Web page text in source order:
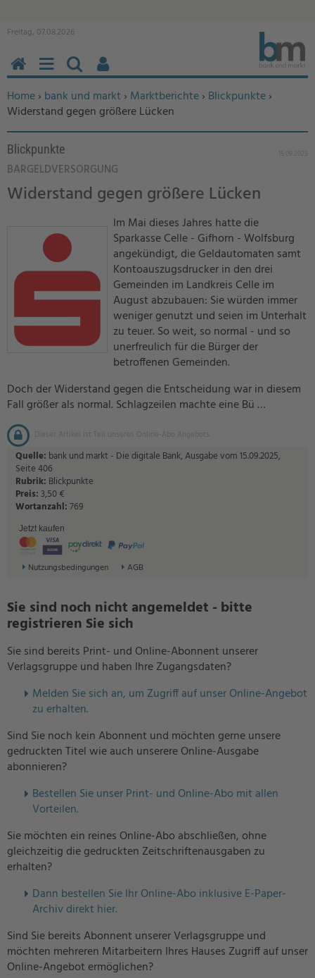
Freitag, 07.08.2026
Sie befinden sich hier:
Home› bank und markt › Marktberichte› Blickpunkte›
Widerstand gegen größere Lücken
Blickpunkte
BARGELDVERSORGUNG
Widerstand gegen größere Lücken
Im Mai dieses Jahres hatte die
Sparkasse Celle - Gifhorn - Wolfsburg
angekündigt, die Geldautomaten samt
Kontoauszugsdrucker in den drei
Gemeinden im Landkreis Celle im
August abzubauen: Sie würden immer
weniger genutzt und seien im Unterhalt
zu teuer. So weit, so normal - und so
unerfreulich für die Bürger der
betroffenen Gemeinden.
Doch der Widerstand gegen die Entscheidung war in diesem
Fall größer als normal. Schlagzeilen machte eine Bü …
Dieser Artikel ist Teil unseres Online-Abo Angebots.
Quelle: bank und markt - Die digitale Bank, Ausgabe vom 15.09.2025,
Seite 406
Rubrik: Blickpunkte
Preis:3,50 €
Wortanzahl:769
Jetzt kaufen
Nutzungsbedingungen AGB
Sie sind noch nicht angemeldet - bitte
registrieren Sie sich
Sie sind bereits Print- und Online-Abonnent unserer
Verlagsgruppe und haben Ihre Zugangsdaten?
Melden Sie sich an, um Zugriff auf unser Online-Angebot
zu erhalten.
Sind Sie noch kein Abonnent und möchten gerne unsere
gedruckten Titel wie auch unserere Online-Ausgabe
abonnieren?
Bestellen Sie unser Print- und Online-Abo mit allen
Vorteilen.
Sie möchten ein reines Online-Abo abschließen, ohne
gleichzeitig die gedruckten Zeitschriftenausgaben zu
erhalten?
Dann bestellen Sie Ihr Online-Abo inklusive E-Paper-
Archiv direkt hier.
Sind Sie bereits Abonnent unserer Verlagsgruppe und
möchten mehreren Mitarbeitern Ihres Hauses Zugriff auf unser
Online-Angebot ermöglichen?
HOMEMENÜSUCHEN
BENUTZERFUNKTIONEN